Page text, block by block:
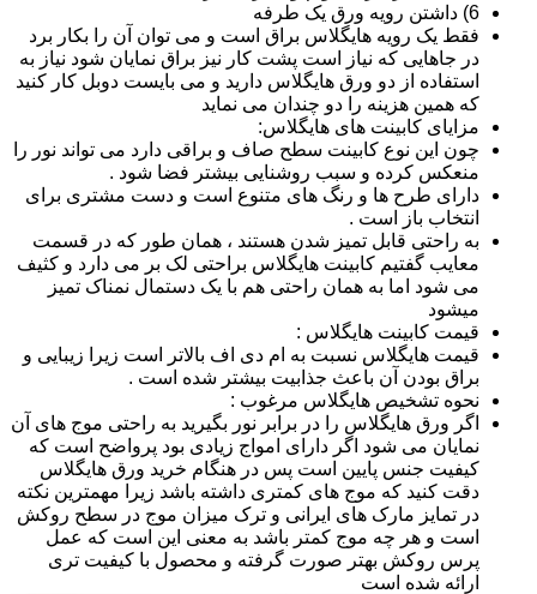
6) داشتن رویه ورق یک طرفه
فقط یک رویه هایگلاس براق است و می توان آن را بکار برد
در جاهایی که نیاز است پشت کار نیز براق نمایان شود نیاز به
استفاده از دو ورق هایگلاس دارید و می بایست دوبل کار کنید
که همین هزینه را دو چندان می نماید
مزایای کابینت های هایگلاس:
چون این نوع کابینت سطح صاف و براقی دارد می تواند نور را
منعکس کرده و سبب روشنایی بیشتر فضا شود .
دارای طرح ها و رنگ های متنوع است و دست مشتری برای
انتخاب باز است .
به راحتی قابل تمیز شدن هستند ، همان طور که در قسمت
معایب گفتیم کابینت هایگلاس براحتی لک بر می دارد و کثیف
می شود اما به همان راحتی هم با یک دستمال نمناک تمیز
میشود
قیمت کابینت هایگلاس :
قیمت هایگلاس نسبت به ام دی اف بالاتر است زیرا زیبایی و
براق بودن آن باعث جذابیت بیشتر شده است .
نحوه تشخیص هایگلاس مرغوب :
اگر ورق هایگلاس را در برابر نور بگیرید به راحتی موج های آن
نمایان می شود اگر دارای امواج زیادی بود پرواضح است که
کیفیت جنس پایین است پس در هنگام خرید ورق هایگلاس
دقت کنید که موج های کمتری داشته باشد زیرا مهمترین نکته
در تمایز مارک های ایرانی و ترک میزان موج در سطح روکش
است و هر چه موج کمتر باشد به معنی این است که عمل
پرس روکش بهتر صورت گرفته و محصول با کیفیت تری
ارائه شده است